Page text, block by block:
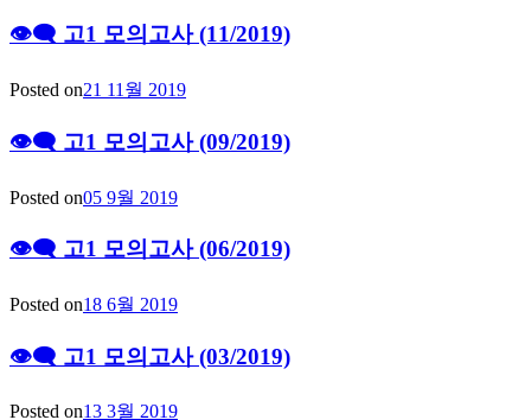
👁‍🗨 고1 모의고사 (11/2019)
Posted on21 11월 2019
👁‍🗨 고1 모의고사 (09/2019)
Posted on05 9월 2019
👁‍🗨 고1 모의고사 (06/2019)
Posted on18 6월 2019
👁‍🗨 고1 모의고사 (03/2019)
Posted on13 3월 2019